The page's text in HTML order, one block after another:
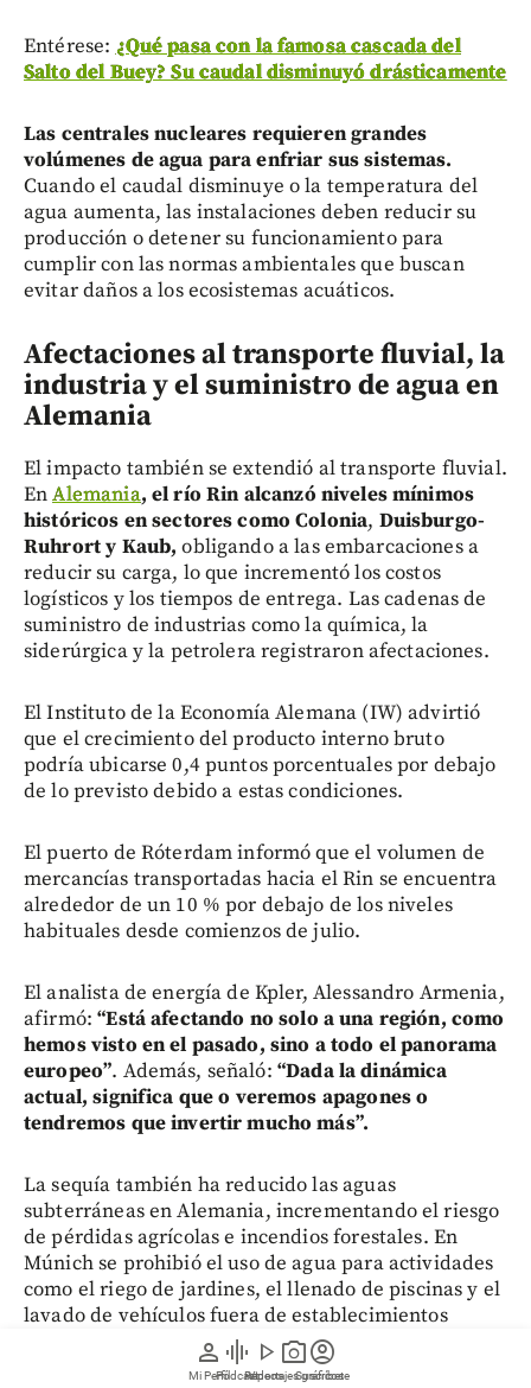
person
Mi Perfil
graphic_eq
Pódcast
play_arrow
Videos
photo_camera
Reportajes gráficos
account_circle
Suscríbete
Entérese: ¿Qué pasa con la famosa cascada del
Salto del Buey? Su caudal disminuyó drásticamente
Las centrales nucleares requieren grandes
volúmenes de agua para enfriar sus sistemas.
Cuando el caudal disminuye o la temperatura del
agua aumenta, las instalaciones deben reducir su
producción o detener su funcionamiento para
cumplir con las normas ambientales que buscan
evitar daños a los ecosistemas acuáticos.
Afectaciones al transporte fluvial, la
industria y el suministro de agua en
Alemania
El impacto también se extendió al transporte fluvial.
EnAlemania, el río Rin alcanzó niveles mínimos
históricos en sectores como Colonia, Duisburgo-
Ruhrort y Kaub, obligando a las embarcaciones a
reducir su carga, lo que incrementó los costos
logísticos y los tiempos de entrega. Las cadenas de
suministro de industrias como la química, la
siderúrgica y la petrolera registraron afectaciones.
El Instituto de la Economía Alemana (IW) advirtió
que el crecimiento del producto interno bruto
podría ubicarse 0,4 puntos porcentuales por debajo
de lo previsto debido a estas condiciones.
El puerto de Róterdam informó que el volumen de
mercancías transportadas hacia el Rin se encuentra
alrededor de un 10 % por debajo de los niveles
habituales desde comienzos de julio.
El analista de energía de Kpler, Alessandro Armenia,
afirmó:“Está afectando no solo a una región, como
hemos visto en el pasado, sino a todo el panorama
europeo”. Además, señaló: “Dada la dinámica
actual, significa que o veremos apagones o
tendremos que invertir mucho más”.
La sequía también ha reducido las aguas
subterráneas en Alemania, incrementando el riesgo
de pérdidas agrícolas e incendios forestales. En
Múnich se prohibió el uso de agua para actividades
como el riego de jardines, el llenado de piscinas y el
lavado de vehículos fuera de establecimientos
autorizados, con multas que pueden alcanzar los